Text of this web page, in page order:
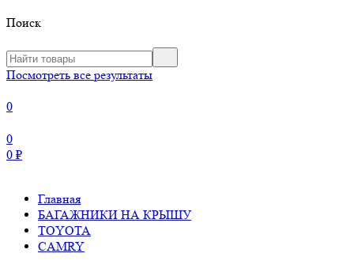
Поиск
Посмотреть все результаты
0
0
0 ₽
Главная
БАГАЖНИКИ НА КРЫШУ
TOYOTA
CAMRY